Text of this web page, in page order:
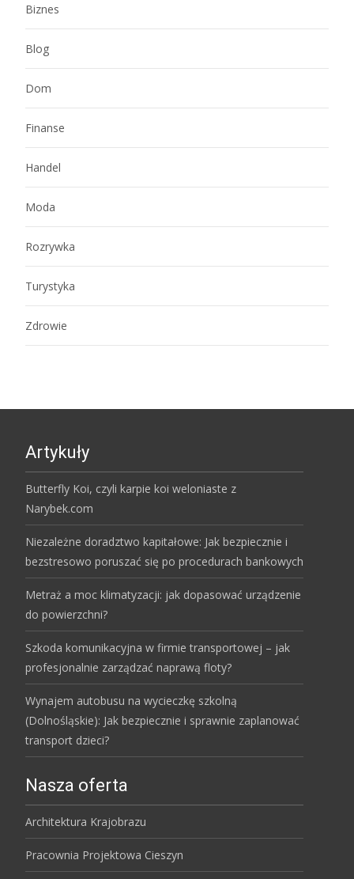
Biznes
Blog
Dom
Finanse
Handel
Moda
Rozrywka
Turystyka
Zdrowie
Artykuły
Butterfly Koi, czyli karpie koi weloniaste z
Narybek.com
Niezależne doradztwo kapitałowe: Jak bezpiecznie i
bezstresowo poruszać się po procedurach bankowych
Metraż a moc klimatyzacji: jak dopasować urządzenie
do powierzchni?
Szkoda komunikacyjna w firmie transportowej – jak
profesjonalnie zarządzać naprawą floty?
Wynajem autobusu na wycieczkę szkolną
(Dolnośląskie): Jak bezpiecznie i sprawnie zaplanować
transport dzieci?
Nasza oferta
Architektura Krajobrazu
Pracownia Projektowa Cieszyn